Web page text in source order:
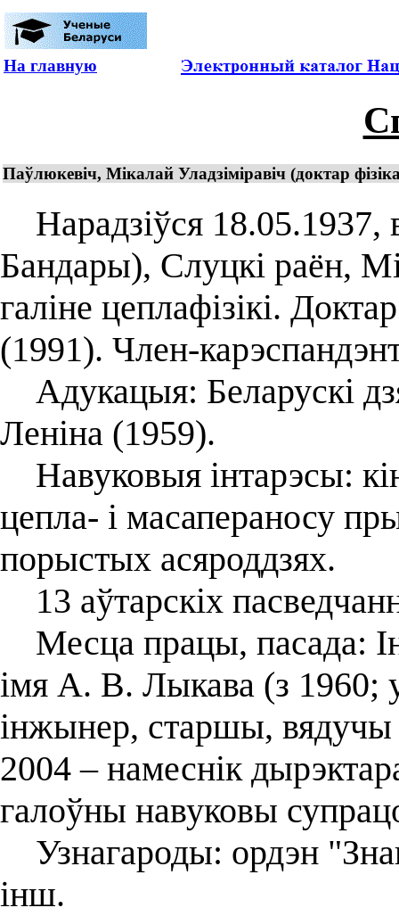
На главную
Паўлюкевіч, Мікалай Уладзіміравіч (доктар
Нарадзіўся 18.05.1937,
Бандары), Слуцкі раён,
галіне цеплафізікі.
(1991). Член-
Адукацыя: Беларускі
Леніна (1959).
Навуковыя інтарэсы:
цепла- і масапераносу
порыстых асяроддзях.
13 аўтарскіх
Месца працы, пасада:
імя А. В. Лыкава (з 1960;
інжынер, старшы, вядучы
2004 – намеснік
галоўны навуковы
Узнагароды: ордэн
інш.